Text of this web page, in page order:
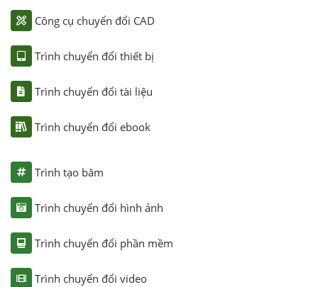
Công cụ chuyển đổi CAD
Trình chuyển đổi thiết bị
Trình chuyển đổi tài liệu
Trình chuyển đổi ebook
Trình tạo băm
Trình chuyển đổi hình ảnh
Trình chuyển đổi phần mềm
Trình chuyển đổi video